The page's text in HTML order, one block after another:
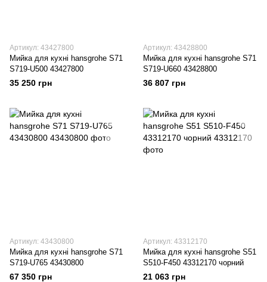
Артикул: 43427800
Мийка для кухні hansgrohe S71
S719-U500 43427800
35 250 грн
Артикул: 43428800
Мийка для кухні hansgrohe S71
S719-U660 43428800
36 807 грн
Артикул: 43430800
Мийка для кухні hansgrohe S71
S719-U765 43430800
67 350 грн
Артикул: 43312170
Мийка для кухні hansgrohe S51
S510-F450 43312170 чорний
21 063 грн